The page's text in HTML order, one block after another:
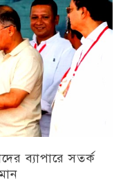
ব্যাপারে সতর্ক